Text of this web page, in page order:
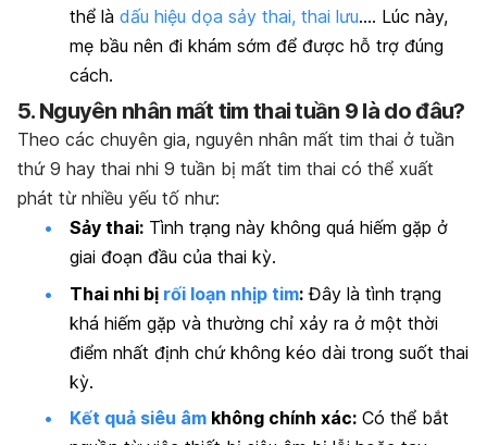
thể là dấu hiệu dọa sảy thai, thai lưu…. Lúc này,
mẹ bầu nên đi khám sớm để được hỗ trợ đúng
cách.
5. Nguyên nhân mất tim thai tuần 9 là do đâu?
Theo các chuyên gia, nguyên nhân mất tim thai ở tuần
thứ 9 hay thai nhi 9 tuần bị mất tim thai có thể xuất
phát từ nhiều yếu tố như:
Sảy thai: Tình trạng này không quá hiếm gặp ở
giai đoạn đầu của thai kỳ.
Thai nhi bị rối loạn nhịp tim: Đây là tình trạng
khá hiếm gặp và thường chỉ xảy ra ở một thời
điểm nhất định chứ không kéo dài trong suốt thai
kỳ.
Kết quả siêu âm không chính xác: Có thể bắt